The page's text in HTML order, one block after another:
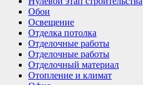
Обои
Освещение
Отделка потолка
Отделочные работы
Отделочные работы
Отделочный материал
Отопление и климат